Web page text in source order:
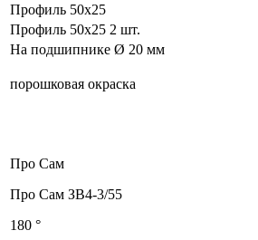
Профиль 50х25
Профиль 50х25 2 шт.
На подшипнике Ø 20 мм
порошковая окраска
Про Сам
Про Сам ЗВ4-3/55
180 °